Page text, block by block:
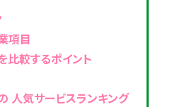
項目
比較するポイント
人気サービスランキング